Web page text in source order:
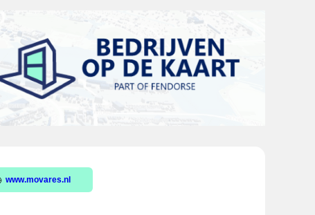
www.movares.nl